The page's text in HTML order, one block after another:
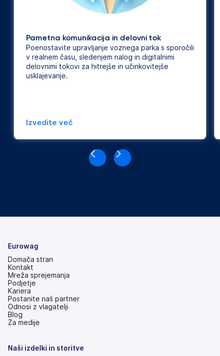
Pametna komunikacija in delovni tok
Poenostavite upravljanje voznega parka s sporočili
v realnem času, sledenjem nalog in digitalnimi
delovnimi tokovi za hitrejše in učinkovitejše
usklajevanje.
Izvedite več
Eurowag
Domača stran
Kontakt
Mreža sprejemanja
Podjetje
Kariera
Postanite naš partner
Odnosi z vlagatelji
(odpre
se
zavihku)
Blog
Za medije
Naši izdelki in storitve